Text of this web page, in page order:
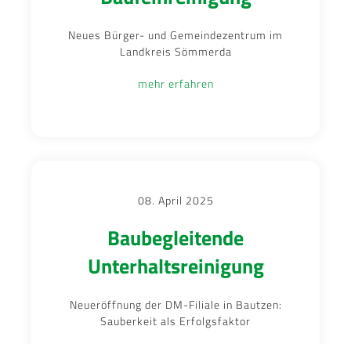
Neues Bürger- und Gemeindezentrum im
Landkreis Sömmerda
mehr erfahren
08. April 2025
Baubegleitende
Unterhaltsreinigung
Neueröffnung der DM-Filiale in Bautzen:
Sauberkeit als Erfolgsfaktor